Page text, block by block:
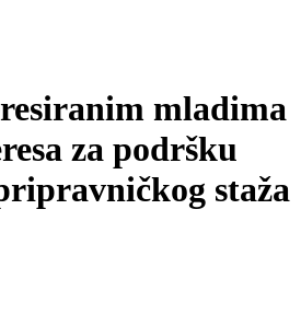
mladima
za podršku
staža